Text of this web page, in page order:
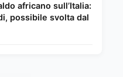
africano sull’Italia:
possibile svolta dal